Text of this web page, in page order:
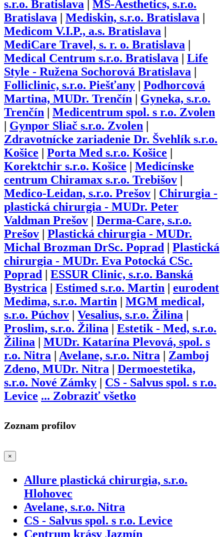
s.r.o. Bratislava
MS-Aesthetics, s.r.o.
Bratislava
Mediskin, s.r.o. Bratislava
Medicom V.I.P., a.s. Bratislava
MediCare Travel, s. r. o. Bratislava
Medical Centrum s.r.o. Bratislava
Life
Style - Ružena Sochorová Bratislava
Folliclinic, s.r.o. Piešťany
Podhorcová
Martina, MUDr. Trenčín
Gyneka, s.r.o.
Trenčín
Medicentrum spol. s r.o. Zvolen
Gynpor Sliač s.r.o. Zvolen
Zdravotnícke zariadenie Dr. Švehlík s.r.o.
Košice
Porta Med s.r.o. Košice
Korektchir s.r.o. Košice
Medicínske
centrum Chiramax s.r.o. Trebišov
Medico-Leidan, s.r.o. Prešov
Chirurgia -
plastická chirurgia - MUDr. Peter
Valdman Prešov
Derma-Care, s.r.o.
Prešov
Plastická chirurgia - MUDr.
Michal Brozman DrSc. Poprad
Plastická
chirurgia - MUDr. Eva Potocká CSc.
Poprad
ESSUR Clinic, s.r.o. Banská
Bystrica
Estimed s.r.o. Martin
eurodent
Medima, s.r.o. Martin
MGM medical,
s.r.o. Púchov
Vesalius, s.r.o. Žilina
Proslim, s.r.o. Žilina
Estetik - Med, s.r.o.
Žilina
MUDr. Katarína Plevová, spol. s
r.o. Nitra
Avelane, s.r.o. Nitra
Zamboj
Zdeno, MUDr. Nitra
Dermoestetika,
s.r.o. Nové Zámky
CS - Salvus spol. s r.o.
Levice ... Zobraziť všetko
Zoznam profilov
×
Allure plastická chirurgia, s.r.o.
Hlohovec
Avelane, s.r.o. Nitra
CS - Salvus spol. s r.o. Levice
Centrum krásy Jazmín